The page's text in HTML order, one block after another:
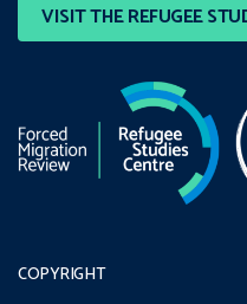
VISIT THE REFUGEE
COPYRIGHT